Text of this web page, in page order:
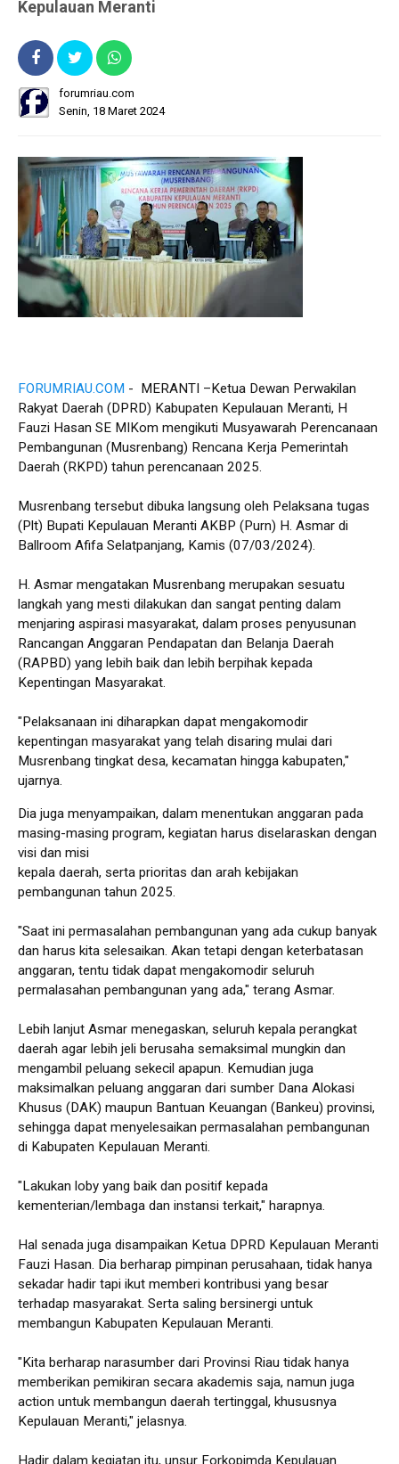
Kepulauan Meranti
forumriau.com
Senin, 18 Maret 2024
FORUMRIAU.COM - MERANTI –Ketua Dewan Perwakilan
Rakyat Daerah (DPRD) Kabupaten Kepulauan Meranti, H
Fauzi Hasan SE MIKom mengikuti Musyawarah Perencanaan
Pembangunan (Musrenbang) Rencana Kerja Pemerintah
Daerah (RKPD) tahun perencanaan 2025.
Musrenbang tersebut dibuka langsung oleh Pelaksana tugas
(Plt) Bupati Kepulauan Meranti AKBP (Purn) H. Asmar di
Ballroom Afifa Selatpanjang, Kamis (07/03/2024).
H. Asmar mengatakan Musrenbang merupakan sesuatu
langkah yang mesti dilakukan dan sangat penting dalam
menjaring aspirasi masyarakat, dalam proses penyusunan
Rancangan Anggaran Pendapatan dan Belanja Daerah
(RAPBD) yang lebih baik dan lebih berpihak kepada
Kepentingan Masyarakat.
"Pelaksanaan ini diharapkan dapat mengakomodir
kepentingan masyarakat yang telah disaring mulai dari
Musrenbang tingkat desa, kecamatan hingga kabupaten,"
ujarnya.
Dia juga menyampaikan, dalam menentukan anggaran pada
masing-masing program, kegiatan harus diselaraskan dengan
visi dan misi
kepala daerah, serta prioritas dan arah kebijakan
pembangunan tahun 2025.
"Saat ini permasalahan pembangunan yang ada cukup banyak
dan harus kita selesaikan. Akan tetapi dengan keterbatasan
anggaran, tentu tidak dapat mengakomodir seluruh
permalasahan pembangunan yang ada," terang Asmar.
Lebih lanjut Asmar menegaskan, seluruh kepala perangkat
daerah agar lebih jeli berusaha semaksimal mungkin dan
mengambil peluang sekecil apapun. Kemudian juga
maksimalkan peluang anggaran dari sumber Dana Alokasi
Khusus (DAK) maupun Bantuan Keuangan (Bankeu) provinsi,
sehingga dapat menyelesaikan permasalahan pembangunan
di Kabupaten Kepulauan Meranti.
"Lakukan loby yang baik dan positif kepada
kementerian/lembaga dan instansi terkait," harapnya.
Hal senada juga disampaikan Ketua DPRD Kepulauan Meranti
Fauzi Hasan. Dia berharap pimpinan perusahaan, tidak hanya
sekadar hadir tapi ikut memberi kontribusi yang besar
terhadap masyarakat. Serta saling bersinergi untuk
membangun Kabupaten Kepulauan Meranti.
"Kita berharap narasumber dari Provinsi Riau tidak hanya
memberikan pemikiran secara akademis saja, namun juga
action untuk membangun daerah tertinggal, khususnya
Kepulauan Meranti," jelasnya.
Hadir dalam kegiatan itu, unsur Forkopimda Kepulauan